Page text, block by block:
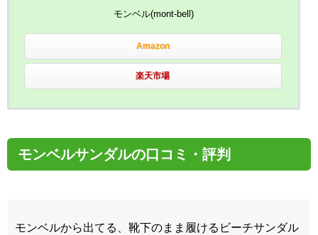
モンベル(mont-bell)
Amazon
楽天市場
モンベルサンダルの口コミ・評判
モンベルから出てる、靴下のまま履けるビーチサンダル